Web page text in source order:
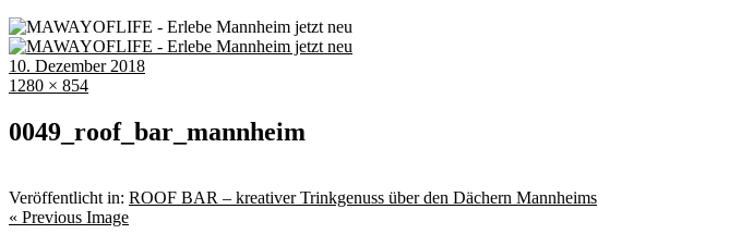
10. Dezember 2018
1280 × 854
0049_roof_bar_mannheim
Veröffentlicht in: ROOF BAR – kreativer Trinkgenuss über den Dächern Mannheims
« Previous Image